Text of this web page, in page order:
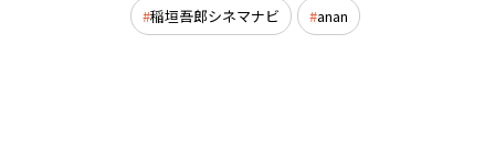
稲垣吾郎シネマナビ anan